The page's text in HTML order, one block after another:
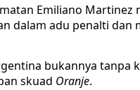
Emiliano
dalam adu penalti
bukannya tanpa
skuad Oranje.